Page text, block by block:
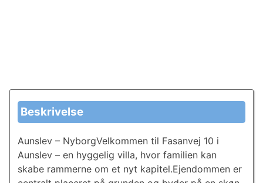
Beskrivelse
Aunslev – NyborgVelkommen til Fasanvej 10 i
Aunslev – en hyggelig villa, hvor familien kan
skabe rammerne om et nyt kapitel.Ejendommen er